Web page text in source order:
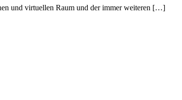
und virtuellen Raum und der immer weiteren […]